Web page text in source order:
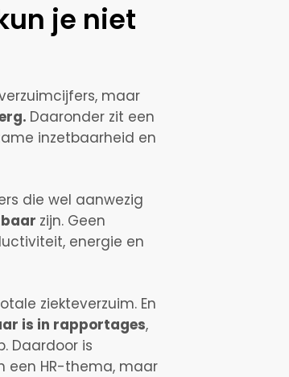
je niet
maar
Daaronder zit een
inzetbaarheid en
die wel aanwezig
zijn. Geen
energie en
ziekteverzuim. En
is in rapportages,
Daardoor is
een HR-thema, maar